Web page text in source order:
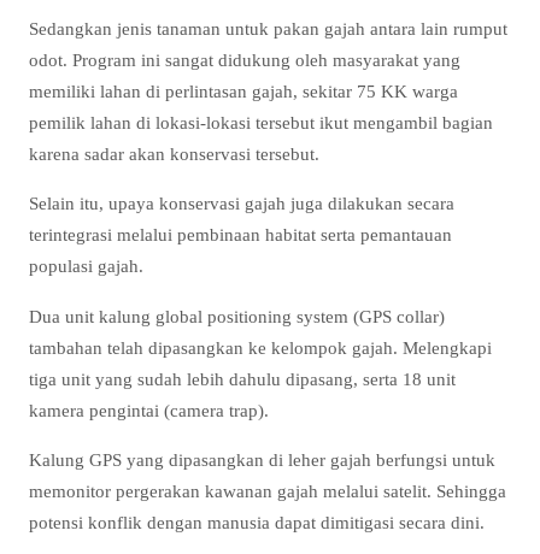
Sedangkan jenis tanaman untuk pakan gajah antara lain rumput
odot. Program ini sangat didukung oleh masyarakat yang
memiliki lahan di perlintasan gajah, sekitar 75 KK warga
pemilik lahan di lokasi-lokasi tersebut ikut mengambil bagian
karena sadar akan konservasi tersebut.
Selain itu, upaya konservasi gajah juga dilakukan secara
terintegrasi melalui pembinaan habitat serta pemantauan
populasi gajah.
Dua unit kalung global positioning system (GPS collar)
tambahan telah dipasangkan ke kelompok gajah. Melengkapi
tiga unit yang sudah lebih dahulu dipasang, serta 18 unit
kamera pengintai (camera trap).
Kalung GPS yang dipasangkan di leher gajah berfungsi untuk
memonitor pergerakan kawanan gajah melalui satelit. Sehingga
potensi konflik dengan manusia dapat dimitigasi secara dini.